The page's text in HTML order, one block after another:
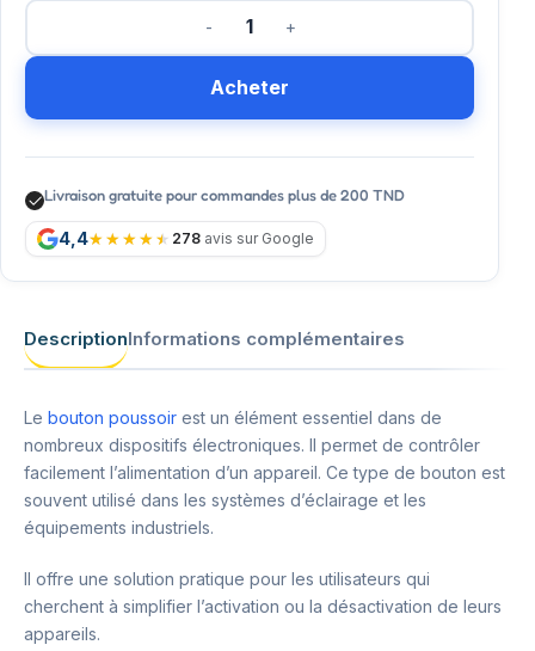
Acheter
Livraison gratuite pour commandes plus de 200 TND
4,4 278 avis sur Google
DescriptionInformations complémentaires
Le bouton poussoir est un élément essentiel dans de
nombreux dispositifs électroniques. Il permet de contrôler
facilement l’alimentation d’un appareil. Ce type de bouton est
souvent utilisé dans les systèmes d’éclairage et les
équipements industriels.
Il offre une solution pratique pour les utilisateurs qui
cherchent à simplifier l’activation ou la désactivation de leurs
appareils.